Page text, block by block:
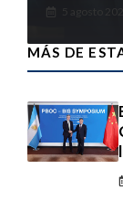
5 agosto 2026
MÁS DE